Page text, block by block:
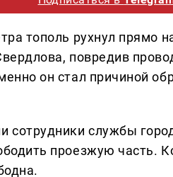
тополь рухнул прямо
повредив
он стал причиной
сотрудники службы
проезжую часть.